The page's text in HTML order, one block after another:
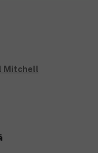
Mitchell